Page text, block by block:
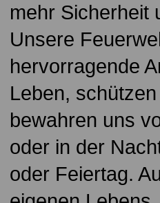
mehr Sicherheit
Unsere
hervorragende
Leben,
bewahren uns
oder in der
oder Feiertag.